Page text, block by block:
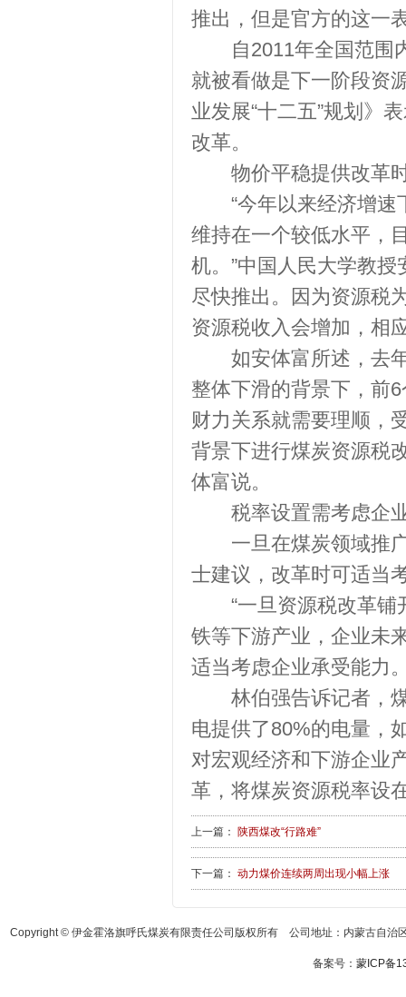
推出，但是官方的这一
自2011年全国范围内
就被看做是下一阶段资
业发展“十二五”规划》
改革。
物价平稳提供改革
“今年以来经济增速
维持在一个较低水平，
机。”中国人民大学教授
尽快推出。因为资源税
资源税收入会增加，相
如安体富所述，去年
整体下滑的背景下，前
财力关系就需要理顺，
背景下进行煤炭资源税
体富说。
税率设置需考虑企
一旦在煤炭领域推广
士建议，改革时可适当
“一旦资源税改革铺
铁等下游产业，企业未
适当考虑企业承受能力
林伯强告诉记者，煤
电提供了80%的电量，
对宏观经济和下游企业
革，将煤炭资源税率设
上一篇： 陕西煤改“行路难”
下一篇： 动力煤价连续两周出现小幅上涨
Copyright © 伊金霍洛旗呼氏煤炭有限责任公司版权所有 公司地址：内蒙古自
备案号： 蒙ICP备